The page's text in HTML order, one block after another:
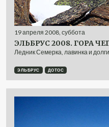
19апреля 2008, суббота
ЭЛЬБРУС 2008. ГОРА
Ледник Семерка, лавинка и
ЭЛЬБРУС ДОТОС